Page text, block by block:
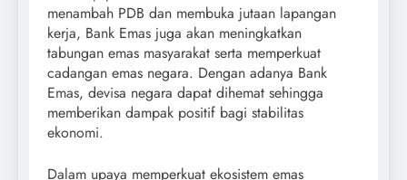
menambah PDB dan membuka jutaan lapangan
kerja, Bank Emas juga akan meningkatkan
tabungan emas masyarakat serta memperkuat
cadangan emas negara. Dengan adanya Bank
Emas, devisa negara dapat dihemat sehingga
memberikan dampak positif bagi stabilitas
ekonomi.
Dalam upaya memperkuat ekosistem emas